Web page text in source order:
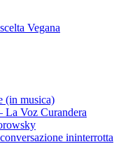
Vegana
(in musica)
La Voz Curandera
ininterrotta